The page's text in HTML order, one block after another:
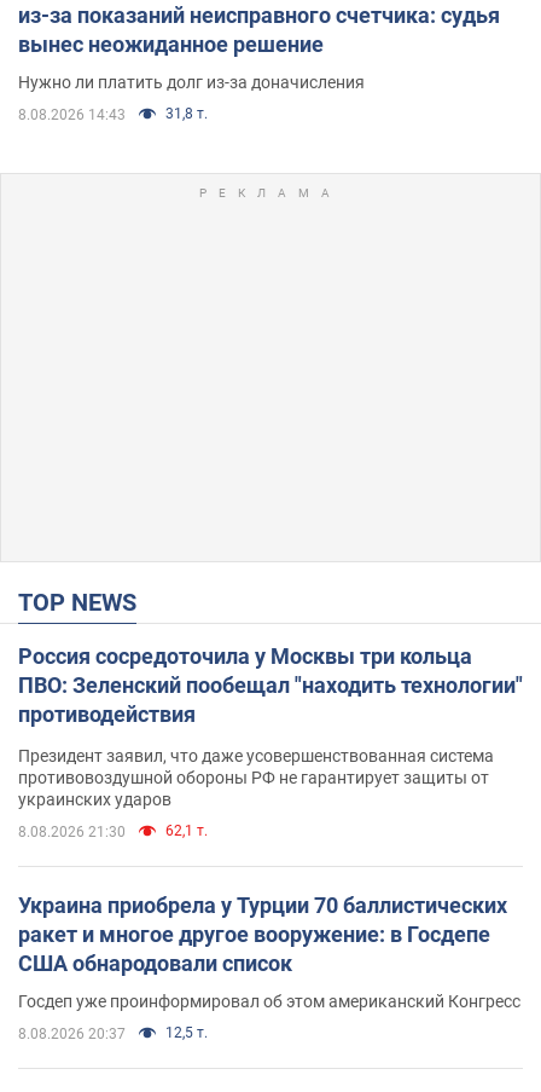
из-за показаний неисправного счетчика: судья
вынес неожиданное решение
Нужно ли платить долг из-за доначисления
8.08.2026 14:43 31,8 т.
TOP NEWS
Россия сосредоточила у Москвы три кольца
ПВО: Зеленский пообещал "находить технологии"
противодействия
Президент заявил, что даже усовершенствованная система
противовоздушной обороны РФ не гарантирует защиты от
украинских ударов
8.08.2026 21:30 62,1 т.
Украина приобрела у Турции 70 баллистических
ракет и многое другое вооружение: в Госдепе
США обнародовали список
Госдеп уже проинформировал об этом американский Конгресс
8.08.2026 20:37 12,5 т.